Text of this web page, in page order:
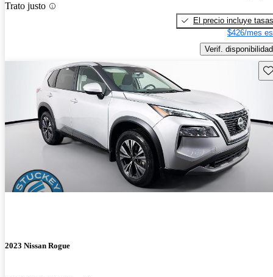
Trato justo
El precio incluye tasas
$426/mes
Verif. disponibilidad
2023 Nissan Rogue